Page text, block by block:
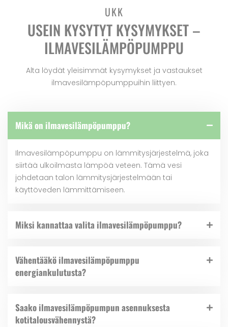
UKK
USEIN KYSYTYT KYSYMYKSET –
ILMAVESILÄMPÖPUMPPU
Alta löydät yleisimmät kysymykset ja vastaukset
ilmavesilämpöpumppuihin liittyen.
Mikä on ilmavesilämpöpumppu?
Ilmavesilämpöpumppu on lämmitysjärjestelmä, joka
siirtää ulkoilmasta lämpöä veteen. Tämä vesi
johdetaan talon lämmitysjärjestelmään tai
käyttöveden lämmittämiseen.
Miksi kannattaa valita ilmavesilämpöpumppu?
Vähentääkö ilmavesilämpöpumppu
energiankulutusta?
Saako ilmavesilämpöpumpun asennuksesta
kotitalousvähennystä?